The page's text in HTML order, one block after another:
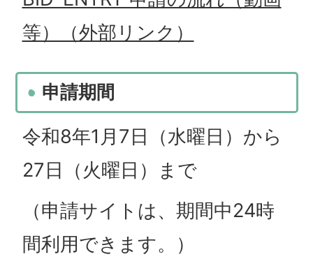
等）（外部リンク）
申請期間
令和8年1月7日（水曜日）から
27日（火曜日）まで
（申請サイトは、期間中24時
間利用できます。）